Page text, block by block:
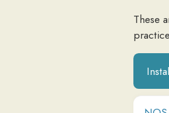
practice
Install
NOS.nl
nos.nl